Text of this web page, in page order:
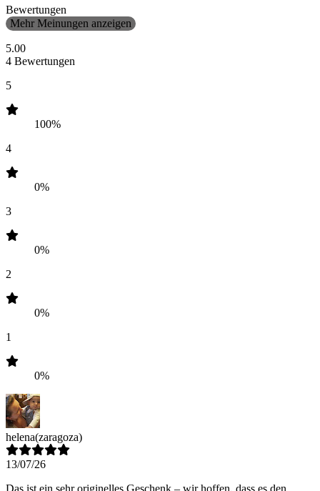
Bewertungen
Mehr Meinungen anzeigen
5.00
4 Bewertungen
5
100%
4
0%
3
0%
2
0%
1
0%
helena(zaragoza)
13/07/26